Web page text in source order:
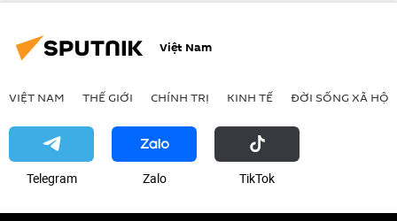
Việt Nam
VIỆT NAM THẾ GIỚI CHÍNH TRỊ KINH TẾ ĐỜI SỐNG XÃ HỘI
Telegram Zalo ТikТоk